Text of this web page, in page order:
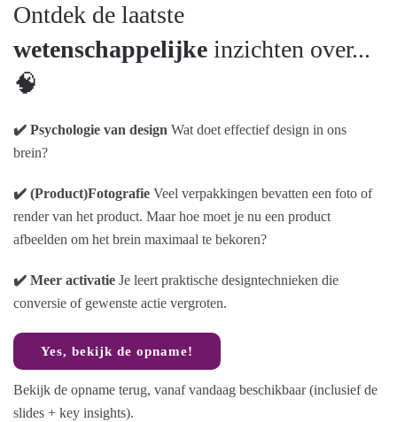
Ontdek de laatste
wetenschappelijke inzichten over...
🧠
✔️ Psychologie van design Wat doet effectief design in ons
brein?
✔️ (Product)Fotografie Veel verpakkingen bevatten een foto of
render van het product. Maar hoe moet je nu een product
afbeelden om het brein maximaal te bekoren?
✔️ Meer activatie Je leert praktische designtechnieken die
conversie of gewenste actie vergroten.
Yes, bekijk de opname!
Bekijk de opname terug, vanaf vandaag beschikbaar (inclusief de
slides + key insights).